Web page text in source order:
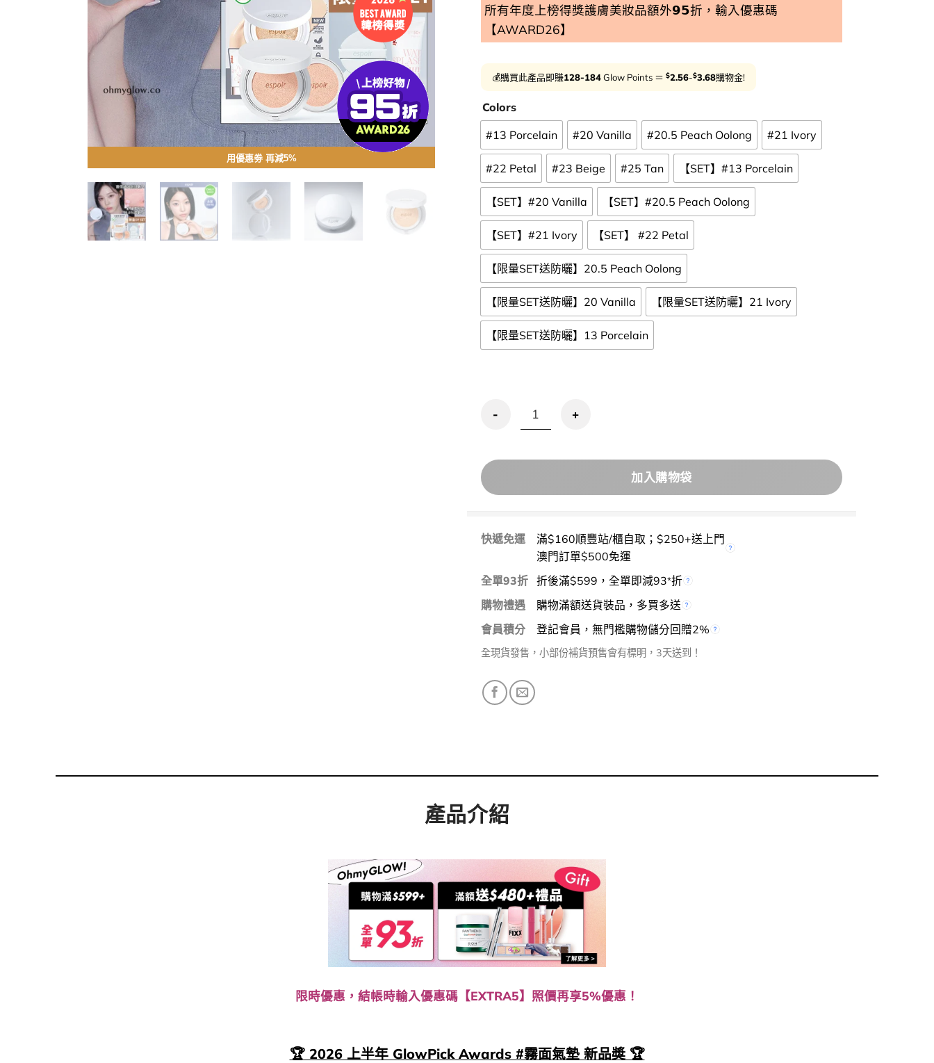
用優惠劵 再減5%
所有年度上榜得獎護膚美妝品額外𝟵𝟱折，輸入優惠碼
【AWARD26】
💰購買此產品即賺128-184Glow Points ＝ $2.56-$3.68購物金!
Colors
#13 Porcelain #20 Vanilla #20.5 Peach Oolong #21 Ivory
#22 Petal #23 Beige #25 Tan 【SET】#13 Porcelain
【SET】#20 Vanilla 【SET】#20.5 Peach Oolong
【SET】#21 Ivory 【SET】 #22 Petal
【限量SET送防曬】20.5 Peach Oolong
【限量SET送防曬】20 Vanilla 【限量SET送防曬】21 Ivory
【限量SET送防曬】13 Porcelain
優惠碼再95折!【限量OY SET 送妝前防曬】GlowPick🏆 零粉感🌟首款完成透氣測試的
加入購物袋
快遞免運
滿$160順豐站/櫃自取；$250+送上門
澳門訂單$500免運
全單93折 折後滿$599，全單即減93*折
購物禮遇
購物滿額送貨裝品，多買多送
會員積分
登記會員，無門檻購物儲分回贈2%
全現貨發售，小部份補貨預售會有標明，3天送到！
產品介紹
限時優惠，結帳時輸入優惠碼【EXTRA5】照價再享5%優惠！
🏆 2026 上半年 GlowPick Awards #霧面氣墊 新品奬 🏆